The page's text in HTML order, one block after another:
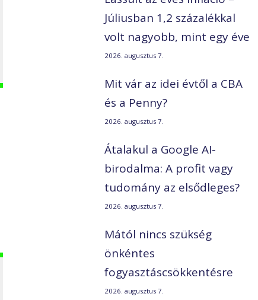
Júliusban 1,2 százalékkal
volt nagyobb, mint egy éve
2026. augusztus 7.
Mit vár az idei évtől a CBA
és a Penny?
2026. augusztus 7.
Átalakul a Google AI-
birodalma: A profit vagy
tudomány az elsődleges?
2026. augusztus 7.
Mától nincs szükség
önkéntes
fogyasztáscsökkentésre
2026. augusztus 7.